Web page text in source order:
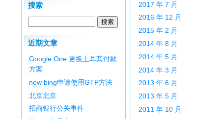
搜索
近期文章
Google One 更换土耳其付款
方案
new bing申请使用GTP方法
北京北京
招商银行公关事件
2017 年 7 月
2016 年 12 月
2015 年 2 月
2014 年 8 月
2014 年 5 月
2014 年 3 月
2013 年 6 月
2013 年 5 月
2011 年 10 月